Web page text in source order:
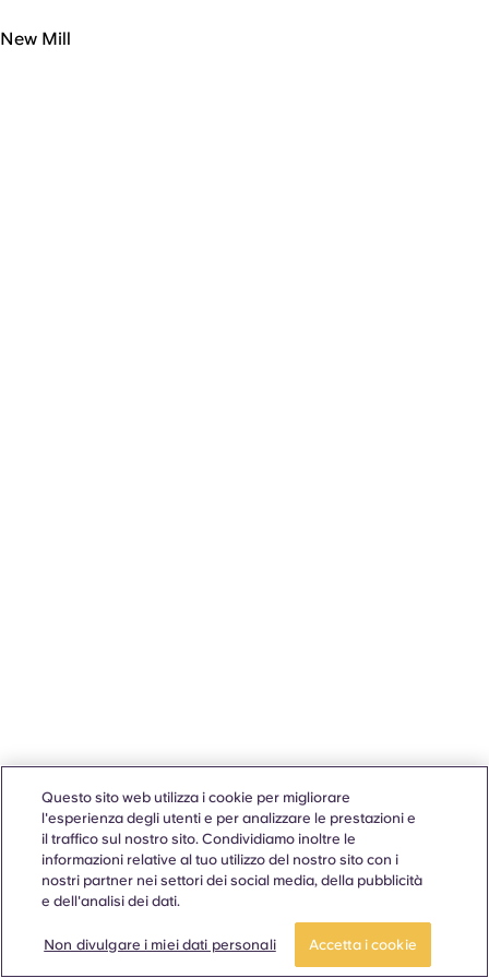
New Mill
Questo sito web utilizza i cookie per migliorare
l'esperienza degli utenti e per analizzare le prestazioni e
il traffico sul nostro sito. Condividiamo inoltre le
informazioni relative al tuo utilizzo del nostro sito con i
nostri partner nei settori dei social media, della pubblicità
e dell'analisi dei dati.
Non divulgare i miei dati personali Accetta i cookie